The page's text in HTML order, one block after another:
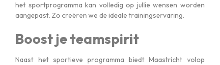
het sportprogramma kan volledig op jullie wensen worden
aangepast. Zo creëren we de ideale trainingservaring.
Boost je teamspirit
Naast het sportieve programma biedt Maastricht volop